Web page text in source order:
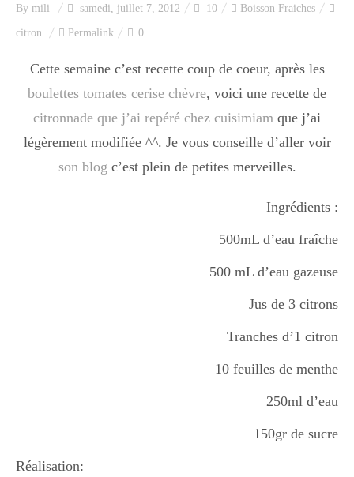
Index des recettes
Catégories
Apéro
By mili samedi, juillet 7, 2012 10 Boisson Fraiches
citron Permalink 0
Cette semaine c’est recette coup de coeur, après les
boulettes tomates cerise chèvre, voici une recette de
citronnade que j’ai repéré chez cuisimiam que j’ai
légèrement modifiée ^^. Je vous conseille d’aller voir
son blog c’est plein de petites merveilles.
Ingrédients :
500mL d’eau fraîche
500 mL d’eau gazeuse
Jus de 3 citrons
Tranches d’1 citron
10 feuilles de menthe
250ml d’eau
150gr de sucre
Réalisation: